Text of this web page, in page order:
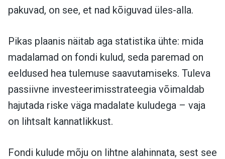
pakuvad, on see, et nad kõiguvad üles-alla.
Pikas plaanis näitab aga statistika ühte: mida
madalamad on fondi kulud, seda paremad on
eeldused hea tulemuse saavutamiseks. Tuleva
passiivne investeerimisstrateegia võimaldab
hajutada riske väga madalate kuludega – vaja
on lihtsalt kannatlikkust.
Fondi kulude mõju on lihtne alahinnata, sest see